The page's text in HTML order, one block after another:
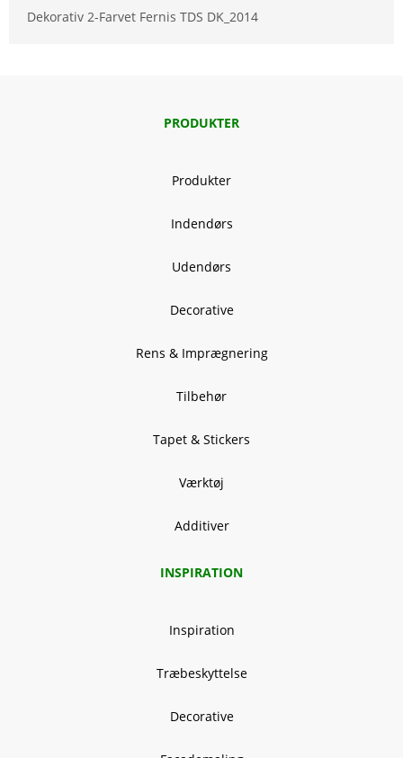
Dekorativ 2-Farvet Fernis TDS DK_2014
PRODUKTER
Produkter
Indendørs
Udendørs
Decorative
Rens & Imprægnering
Tilbehør
Tapet & Stickers
Værktøj
Additiver
INSPIRATION
Inspiration
Træbeskyttelse
Decorative